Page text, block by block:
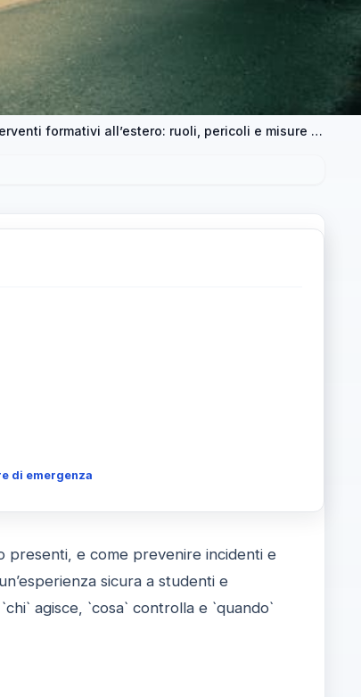
Sicurezza durante i viaggi scolastici e gli interventi formativi all’estero: ruoli, pericoli e misure di emergenza
di emergenza
presenti, e come prevenire incidenti e
sicura a studenti e
agisce, `cosa` controlla e `quando`